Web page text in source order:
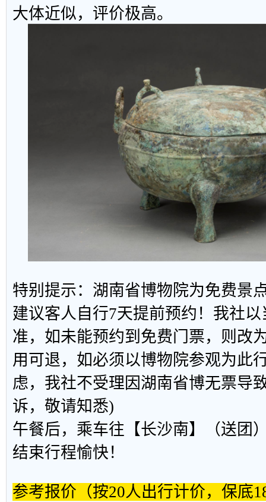
大体近似，评价极高。
特别提示：湖南省博物院为免费景
建议客人自行7天提前预约！我社
准，如未能预约到免费门票，则改
用可退，如必须以博物院参观为此
虑，我社不受理因湖南省博无票导
诉，敬请知悉)
午餐后，乘车往【长沙南】（送团
结束行程愉快！
参考报价（按20人出行计价，保底